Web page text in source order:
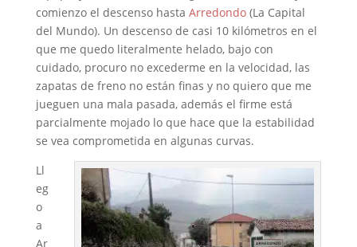
comienzo el descenso hasta Arredondo(La Capital
del Mundo). Un descenso de casi 10 kilómetros en el
que me quedo literalmente helado, bajo con
cuidado, procuro no excederme en la velocidad, las
zapatas de freno no están finas y no quiero que me
jueguen una mala pasada, además el firme está
parcialmente mojado lo que hace que la estabilidad
se vea comprometida en algunas curvas.
Ll
eg
o
a
Ar